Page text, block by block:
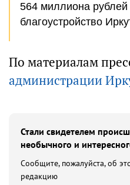
564 миллиона рублей
благоустройство
По материалам
администрации
Стали свидетелем
необычного и
Сообщите, пожалуйста, об
редакцию